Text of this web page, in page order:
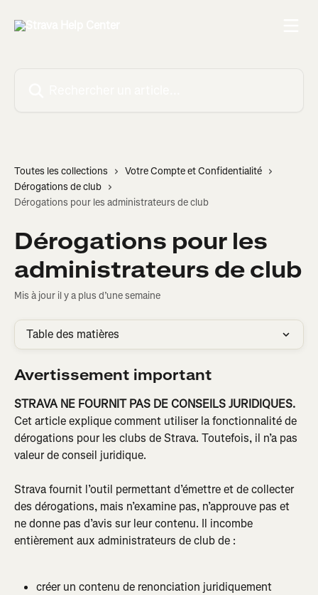
Toutes les collections
Votre Compte et Confidentialité
Dérogations de club
Dérogations pour les administrateurs de club
Dérogations pour les
administrateurs de club
Mis à jour il y a plus d’une semaine
Table des matières
Avertissement important
STRAVA NE FOURNIT PAS DE CONSEILS JURIDIQUES.
Cet article explique comment utiliser la fonctionnalité de
dérogations pour les clubs de Strava. Toutefois, il n’a pas
valeur de conseil juridique.
Strava fournit l’outil permettant d’émettre et de collecter
des dérogations, mais n’examine pas, n’approuve pas et
ne donne pas d’avis sur leur contenu. Il incombe
entièrement aux administrateurs de club de :
créer un contenu de renonciation juridiquement